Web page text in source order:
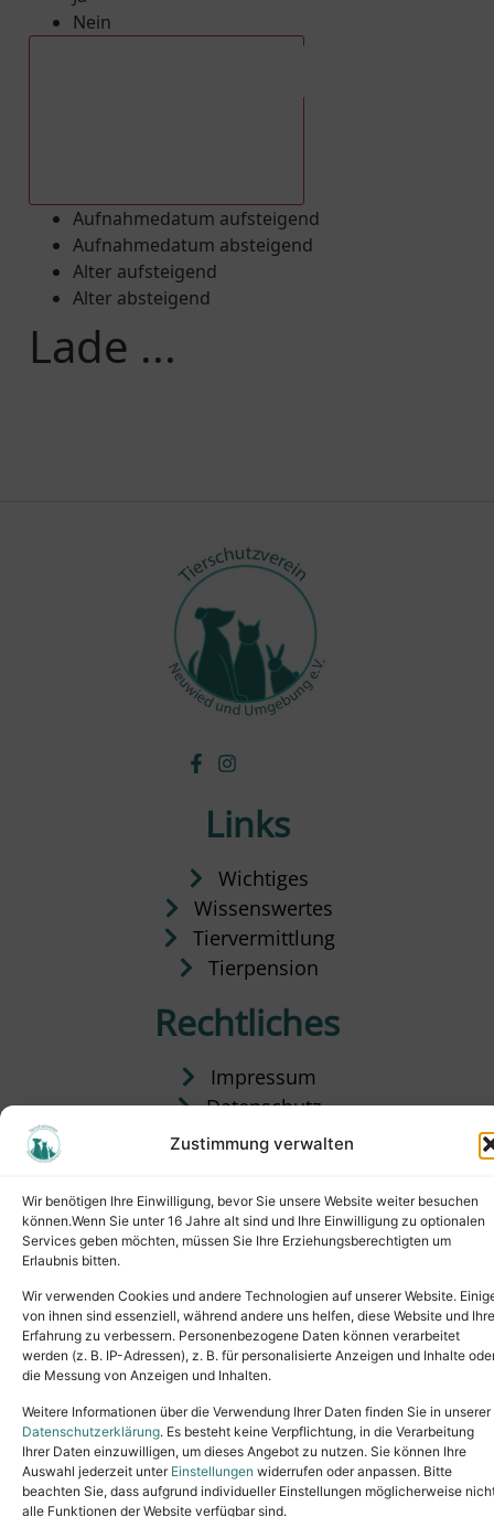
Zustimmung verwalten
Wir benötigen Ihre Einwilligung, bevor Sie unsere Website weiter besuchen
können.Wenn Sie unter 16 Jahre alt sind und Ihre Einwilligung zu optionalen
Services geben möchten, müssen Sie Ihre Erziehungsberechtigten um
Erlaubnis bitten.
Wir verwenden Cookies und andere Technologien auf unserer Website.
von ihnen sind essenziell, während andere uns helfen, diese Website und Ihre
Erfahrung zu verbessern. Personenbezogene Daten können verarbeitet
werden (z. B. IP-Adressen), z. B. für personalisierte Anzeigen und Inhalte
die Messung von Anzeigen und Inhalten.
Weitere Informationen über die Verwendung Ihrer Daten finden Sie in unserer
Datenschutzerklärung. Es besteht keine Verpflichtung, in die Verarbeitung
Ihrer Daten einzuwilligen, um dieses Angebot zu nutzen. Sie können Ihre
Auswahl jederzeit unter Einstellungen widerrufen oder anpassen. Bitte
beachten Sie, dass aufgrund individueller Einstellungen möglicherweise
alle Funktionen der Website verfügbar sind.
Nein
Aufnahmedatum aufsteigend
Aufnahmedatum absteigend
Alter aufsteigend
Alter absteigend
Lade ...
Links
Wichtiges
Wissenswertes
Tiervermittlung
Tierpension
Rechtliches
Impressum
Datenschutz
Satzung
Copyright © 2024. All rights reserved.
Tel.: (02631) 55356buero@tierheim-neuwied.de
Ludwigshof 1, 56567 Neuwied